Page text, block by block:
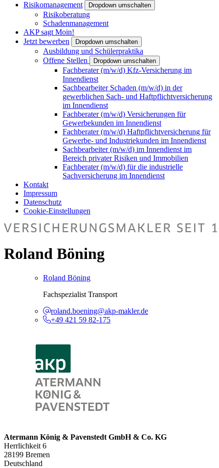
Risikomanagement
Dropdown umschalten
Risikoberatung
Schadenmanagement
AKP sagt Moin!
Jetzt bewerben
Dropdown umschalten
Ausbildung und Schülerpraktika
Offene Stellen
Dropdown umschalten
Fachberater (m/w/d) Kfz-Versicherung im
Innendienst
Sachbearbeiter Schaden (m/w/d) in der
gewerblichen Sach- und Haftpflichtversicherung
im Innendienst
Fachberater (m/w/d) Versicherungen für
Gewerbekunden im Innendienst
Fachberater (m/w/d) Haftpflichtversicherung für
Gewerbe- und Industriekunden im Innendienst
Sachbearbeiter (m/w/d) im Innendienst im
Bereich privater Risiken und Immobilien
Fachberater (m/w/d) für die industrielle
Sachversicherung im Innendienst
Kontakt
Impressum
Datenschutz
Cookie-Einstellungen
Roland Böning
Roland Böning
Fachspezialist Transport
roland.boening@akp-makler.de
+49 421 59 82-175
Atermann König & Pavenstedt GmbH & Co. KG
Herrlichkeit 6
28199 Bremen
Deutschland